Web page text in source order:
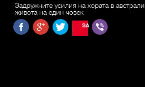
Задружните усилия на хората в
живота на един човек
SAVE